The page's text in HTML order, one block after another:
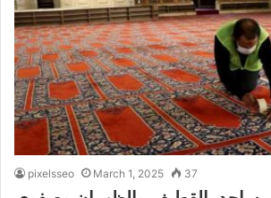
pixelsseo March 1, 2025 37